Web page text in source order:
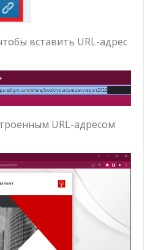
вставить URL-адрес
URL-адресом